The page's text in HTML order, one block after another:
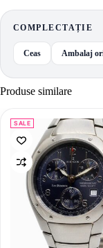
COMPLECTAȚIE
Ceas Ambalaj
Produse similare
SALE